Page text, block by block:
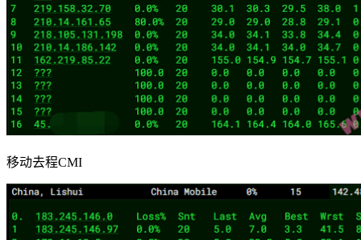
移动去程CMI